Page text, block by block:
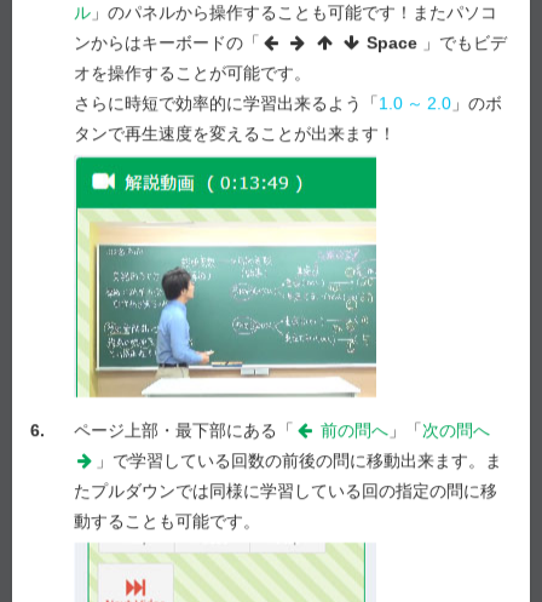
ル 」のパネルから操作することも可能です！またパソコ
ンからはキーボードの「
Space 」でもビデ
オを操作することが可能です。
さらに時短で効率的に学習出来るよう「1.0 ～ 2.0 」のボ
タンで再生速度を変えることが出来ます！
6. ページ上部・最下部にある「 前の問へ 」「次の問へ
」で学習している回数の前後の問に移動出来ます。ま
たプルダウンでは同様に学習している回の指定の問に移
動することも可能です。
1
2 3 4 5
答え合わせ
Previous
メモを表示
Myメモ -1/ 1,000
解説動画作成を要望！